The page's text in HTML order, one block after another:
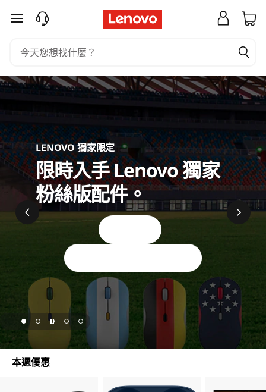
C
p
u
t
e
e
s
s
跳至主要內容
LENOVO 獨家限定
限時入手 Lenovo 獨家
粉絲版配件。
page hero 1/5 限時入手 Lenovo 獨家粉絲版配件。
本週優惠